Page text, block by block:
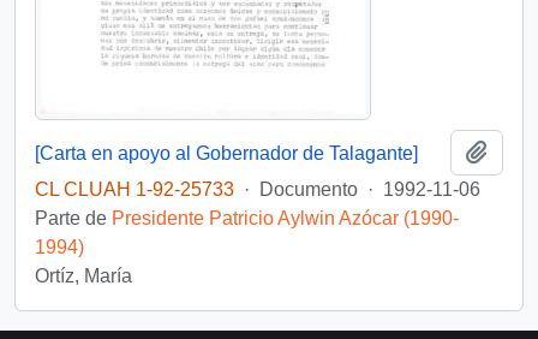
[Carta en apoyo al Gobernador de Talagante]
CL CLUAH 1-92-25733 · Documento · 1992-11-06
Parte de Presidente Patricio Aylwin Azócar (1990-
1994)
Ortíz, María